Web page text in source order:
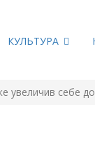
КУЛЬТУРА
себе